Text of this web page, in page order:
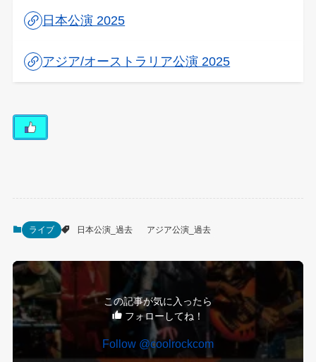
日本公演 2025
アジア/オーストラリア公演 2025
ライブ 日本公演_過去 アジア公演_過去
この記事が気に入ったら
フォローしてね！
Follow @coolrockcom